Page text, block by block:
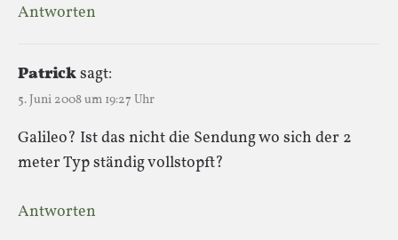
Antworten
Patricksagt:
5. Juni 2008 um 19:27 Uhr
Galileo? Ist das nicht die Sendung wo sich der 2
meter Typ ständig vollstopft?
Antworten